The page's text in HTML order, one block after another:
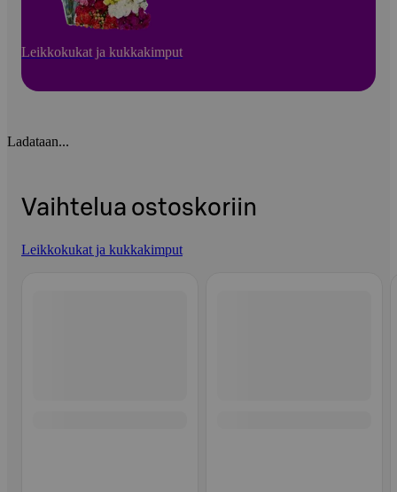
Leikkokukat ja kukkakimput
Ladataan...
Vaihtelua ostoskoriin
Leikkokukat ja kukkakimput